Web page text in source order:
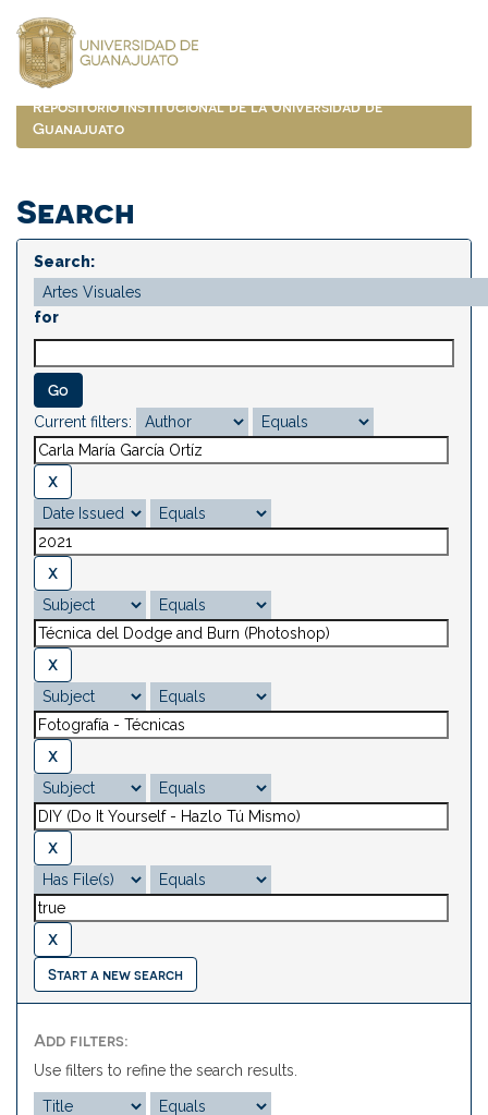
navigation
Repositorio Institucional de la Universidad de
Guanajuato
Search
Search:
for
Current filters:
Start a new search
Add filters:
Use filters to refine the search results.